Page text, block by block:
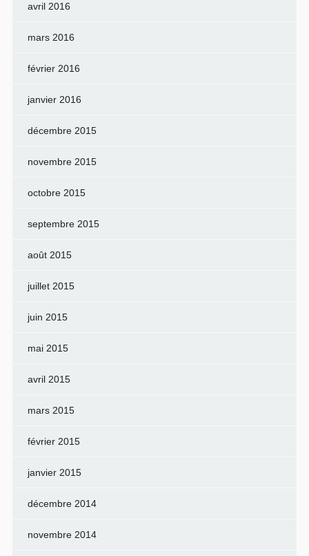
avril 2016
mars 2016
février 2016
janvier 2016
décembre 2015
novembre 2015
octobre 2015
septembre 2015
août 2015
juillet 2015
juin 2015
mai 2015
avril 2015
mars 2015
février 2015
janvier 2015
décembre 2014
novembre 2014